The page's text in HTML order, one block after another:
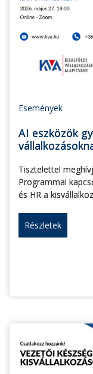
Események
AI eszközök
Tisztelettel
Programmal
és HR a
Részletek